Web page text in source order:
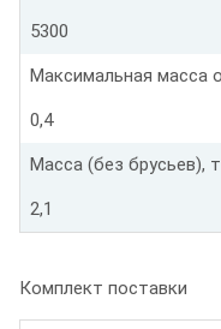
5300
Максимальная масса
0,4
Масса (без брусьев),
2,1
Комплект поставки